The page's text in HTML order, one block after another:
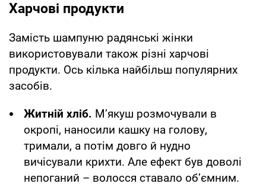
Харчові продукти
Замість шампуню радянські жінки
використовували також різні харчові
продукти. Ось кілька найбільш популярних
засобів.
Житній хліб. М’якуш розмочували в
окропі, наносили кашку на голову,
тримали, а потім довго й нудно
вичісували крихти. Але ефект був доволі
непоганий – волосся ставало об’ємним.